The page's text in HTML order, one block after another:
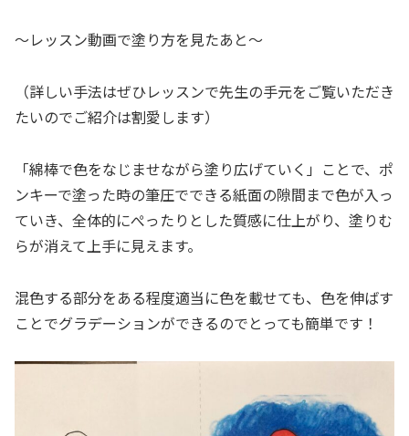
～レッスン動画で塗り方を見たあと～
（詳しい手法はぜひレッスンで先生の手元をご覧いただき
たいのでご紹介は割愛します）
「綿棒で色をなじませながら塗り広げていく」ことで、ポ
ンキーで塗った時の筆圧でできる紙面の隙間まで色が入っ
ていき、全体的にぺったりとした質感に仕上がり、塗りむ
らが消えて上手に見えます。
混色する部分をある程度適当に色を載せても、色を伸ばす
ことでグラデーションができるのでとっても簡単です！